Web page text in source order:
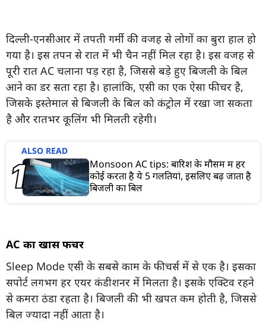
दिल्ली-एनसीआर में तपती गर्मी की वजह से लोगों का बुरा हाल हो
गया है। इस तपन से रात में भी चैन नहीं मिल रहा है। इस वजह से
पूरी रात AC चलाना पड़ रहा है, जिससे बड़े हुए बिजली के बिल
आने का डर सता रहा है। हालांकि, एसी का एक ऐसा फीचर है,
जिसके इस्तेमाल से बिजली के बिल को कंट्रोल में रखा जा सकता
है और रातभर कूलिंग भी मिलती रहेगी।
ALSO READ
Monsoon AC tips: बारिश के मौसम में हर
कोई करता है ये 5 गलतियां, इसलिए बढ़ जाता है
बिजली का बिल
AC का खास फीचर
Sleep Mode एसी के सबसे काम के फीचर्स में से एक है। इसका
सपोर्ट लगभग हर एयर कंडीशनर में मिलता है। इसके एक्टिव रहने
से कमरा ठंडा रहता है। बिजली की भी खपत कम होती है, जिससे
बिल ज्यादा नहीं आता है।